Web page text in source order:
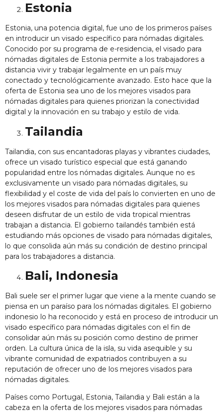
Estonia
Estonia, una potencia digital, fue uno de los primeros países
en introducir un visado específico para nómadas digitales.
Conocido por su programa de e-residencia, el visado para
nómadas digitales de Estonia permite a los trabajadores a
distancia vivir y trabajar legalmente en un país muy
conectado y tecnológicamente avanzado. Esto hace que la
oferta de Estonia sea uno de los mejores visados para
nómadas digitales para quienes priorizan la conectividad
digital y la innovación en su trabajo y estilo de vida.
Tailandia
Tailandia, con sus encantadoras playas y vibrantes ciudades,
ofrece un visado turístico especial que está ganando
popularidad entre los nómadas digitales. Aunque no es
exclusivamente un visado para nómadas digitales, su
flexibilidad y el coste de vida del país lo convierten en uno de
los mejores visados para nómadas digitales para quienes
deseen disfrutar de un estilo de vida tropical mientras
trabajan a distancia. El gobierno tailandés también está
estudiando más opciones de visado para nómadas digitales,
lo que consolida aún más su condición de destino principal
para los trabajadores a distancia.
Bali, Indonesia
Bali suele ser el primer lugar que viene a la mente cuando se
piensa en un paraíso para los nómadas digitales. El gobierno
indonesio lo ha reconocido y está en proceso de introducir un
visado específico para nómadas digitales con el fin de
consolidar aún más su posición como destino de primer
orden. La cultura única de la isla, su vida asequible y su
vibrante comunidad de expatriados contribuyen a su
reputación de ofrecer uno de los mejores visados para
nómadas digitales.
Países como Portugal, Estonia, Tailandia y Bali están a la
cabeza en la oferta de los mejores visados para nómadas